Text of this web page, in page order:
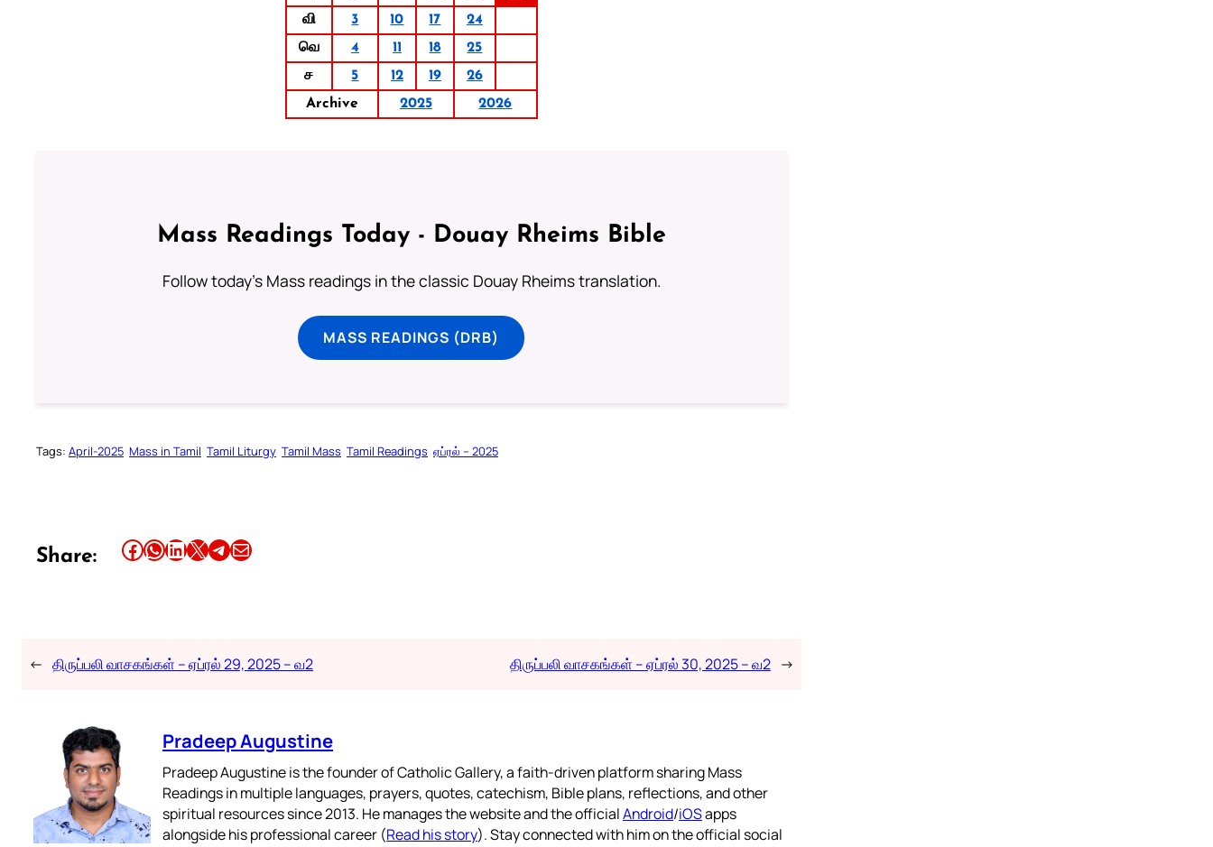
வி
3 10 17
24
வெ
4 11 18
25
ச
5 12 19
26
Archive
2025 2026
Mass Readings Today - Douay Rheims Bible
Follow today's Mass readings in the classic Douay Rheims translation.
MASS READINGS (DRB)
Tags: April-2025 Mass in Tamil Tamil Liturgy Tamil Mass Tamil Readings ஏப்ரல் – 2025
Share: Share this article on Facebook Share this article on WhatsApp Share this article on LinkedIn Share this article on X Share this article on TelegramEmail this Article
← திருப்பலி வாசகங்கள் – ஏப்ரல் 29, 2025 – வ2 திருப்பலி வாசகங்கள் – ஏப்ரல் 30, 2025 – வ2 →
Pradeep Augustine
Pradeep Augustine is the founder of Catholic Gallery, a faith-driven platform sharing Mass
Readings in multiple languages, prayers, quotes, catechism, Bible plans, reflections, and other
spiritual resources since 2013. He manages the website and the officialAndroid/iOSapps
alongside his professional career (Read his story). Stay connected with him on the official social